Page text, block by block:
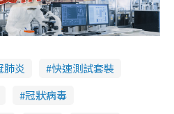
肺炎
快速測試套裝
冠狀病毒